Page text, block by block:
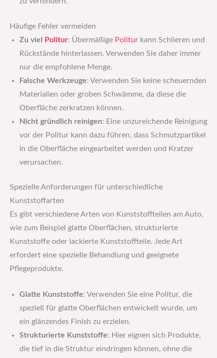
Häufige Fehler vermeiden
Zu viel
Politur: Übermäßige Politur kann Schlieren und
Rückstände hinterlassen. Verwenden Sie daher immer
nur die empfohlene Menge.
Falsche Werkzeuge: Verwenden Sie keine scheuernden
Materialien oder groben Schwämme, da diese die
Oberfläche zerkratzen können.
Nicht gründlich reinigen: Eine unzureichende Reinigung
vor der Politur kann dazu führen, dass Schmutzpartikel
in die Oberfläche eingearbeitet werden und Kratzer
verursachen.
Spezielle Anforderungen für unterschiedliche
Kunststoffarten
Es gibt verschiedene Arten von Kunststoffteilen am Auto,
wie zum Beispiel glatte Oberflächen, strukturierte
Kunststoffe oder lackierte Kunststoffteile. Jede Art
erfordert eine spezielle Behandlung und geeignete
Pflegeprodukte.
Glatte Kunststoffe: Verwenden Sie eine Politur, die
speziell für glatte Oberflächen entwickelt wurde, um
ein glänzendes Finish zu erzielen.
Strukturierte Kunststoffe: Hier eignen sich Produkte,
die tief in die Struktur eindringen können, ohne die